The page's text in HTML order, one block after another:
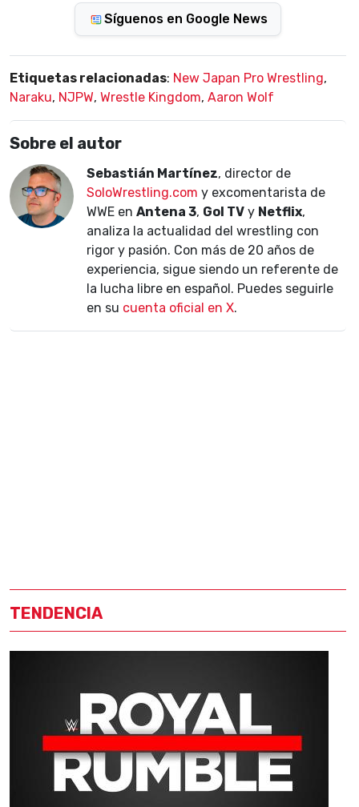
Síguenos en Google News
Etiquetas relacionadas: New Japan Pro Wrestling,
Naraku, NJPW, Wrestle Kingdom, Aaron Wolf
Sobre el autor
Sebastián Martínez, director de
SoloWrestling.com y excomentarista de
WWE en Antena 3, Gol TV y Netflix,
analiza la actualidad del wrestling con
rigor y pasión. Con más de 20 años de
experiencia, sigue siendo un referente de
la lucha libre en español. Puedes seguirle
en su cuenta oficial en X.
TENDENCIA